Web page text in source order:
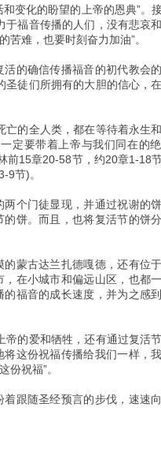
变化的盼望的上帝的恩典”。
福音传播的人们，没有悲哀和
难，也要时刻奋力加油”。
的确信传播福音的初代教会的
圣徒们所拥有的大胆的信心，
亡的全人类，都在等待着永生
定要带着上帝与我们同在的
前15章20-58节，约20章1-18
9节)。
个门徒显现，并通过祝谢的
饼。而且，也将复活节的饼
蒙古达兰扎德嘎德，还有位
在小城市和偏远山区，也都
福音的成长速度，并为之感
帝的爱和牺牲，还有通过复活
这份祝福传播给我们一样，
份祝福”。
跟随圣经预言的步伐，速速